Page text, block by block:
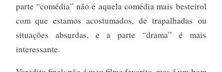
parte “comédia” não é aquela comédia mais besteirol
com que estamos acostumados, de trapalhadas ou
situações absurdas, e a parte “drama” é mais
interessante.